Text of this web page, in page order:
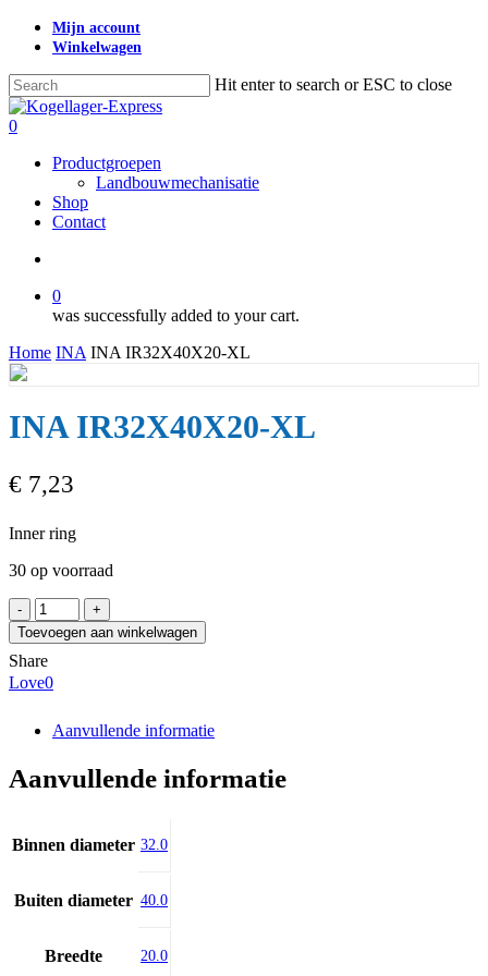
Skip
content
Mijn account
Winkelwagen
Hit enter to search or ESC to close
Close
Search
search
0
Productgroepen
Landbouwmechanisatie
Shop
Contact
0
was successfully added to your cart.
Home INA INA IR32X40X20-XL
INA IR32X40X20-XL
€ 7,23
Inner ring
30 op voorraad
INA
IR32X40X20-
XL
aantal
Toevoegen aan winkelwagen
Share
Love0
Aanvullende informatie
Aanvullende informatie
Binnen diameter 32.0
Buiten diameter 40.0
Breedte 20.0